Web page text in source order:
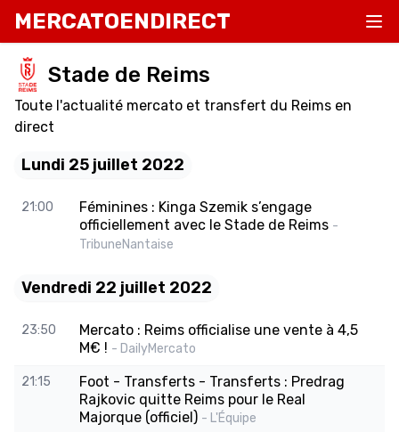
MERCATOENDIRECT
Stade de Reims
Toute l'actualité mercato et transfert du Reims en
direct
Lundi 25 juillet 2022
21:00
Féminines : Kinga Szemik s’engage
officiellement avec le Stade de Reims -
TribuneNantaise
Vendredi 22 juillet 2022
23:50
Mercato : Reims officialise une vente à 4,5
M€ ! - DailyMercato
21:15
Foot - Transferts - Transferts : Predrag
Rajkovic quitte Reims pour le Real
Majorque (officiel) - L'Équipe